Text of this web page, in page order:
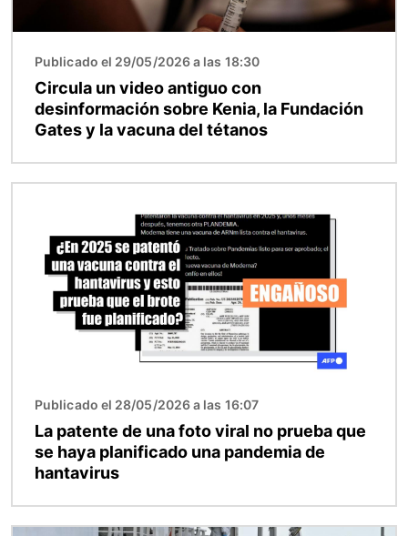
Publicado el 29/05/2026 a las 18:30
Circula un video antiguo con
desinformación sobre Kenia, la Fundación
Gates y la vacuna del tétanos
Publicado el 28/05/2026 a las 16:07
La patente de una foto viral no prueba que
se haya planificado una pandemia de
hantavirus